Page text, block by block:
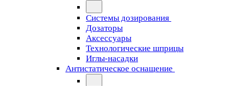
Системы дозирования
Дозаторы
Аксессуары
Технологические шприцы
Иглы-насадки
Антистатическое оснащение